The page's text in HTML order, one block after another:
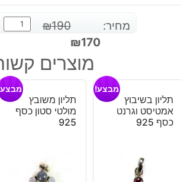
מחיר: ₪190
המחיר
המקורי
היה:
₪190.
₪170
המחיר
הנוכחי
הוא:
כמות
של
משובץ
ג'ספר
כהה
כסף
925
מוצרים
תליון בשיבוץ
אמטיסט וגרנט
כסף 925
מבצע!
תליון משובץ
מולטי סטון כסף
925